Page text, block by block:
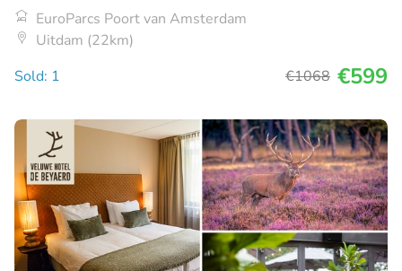
EuroParcs Poort van Amsterdam
Uitdam (22km)
Sold: 1
€1068 €599